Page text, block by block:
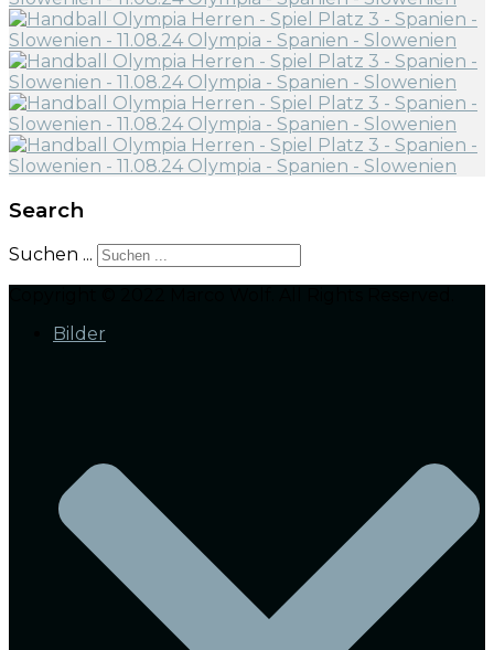
Search
Suchen ...
Bilder